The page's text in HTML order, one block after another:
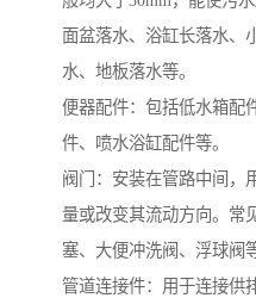
面盆落水、浴缸长落水、
水、地板落水等。
便器配件：包括低水箱配
件、喷水浴缸配件等。
阀门：安装在管路中间，
量或改变其流动方向。常
塞、大便冲洗阀、浮球阀
管道连接件：用于连接供